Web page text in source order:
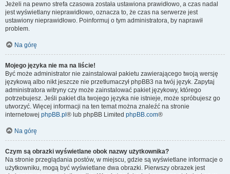
Jeżeli na pewno strefa czasowa została ustawiona prawidłowo, a czas nadal
jest wyświetlany nieprawidłowo, oznacza to, że czas na serwerze jest
ustawiony nieprawidłowo. Poinformuj o tym administratora, by naprawił
problem.
Na górę
Mojego języka nie ma na liście!
Być może administrator nie zainstalował pakietu zawierającego twoją wersję
językową albo nikt jeszcze nie przetłumaczył phpBB3 na twój język. Zapytaj
administratora witryny czy może zainstalować pakiet językowy, którego
potrzebujesz. Jeśli pakiet dla twojego języka nie istnieje, może spróbujesz go
utworzyć. Więcej informacji na ten temat można znaleźć na stronie
internetowej phpBB.pl ® lub phpBB Limited phpBB.com®
Na górę
Czym są obrazki wyświetlane obok nazwy użytkownika?
Na stronie przeglądania postów, w miejscu, gdzie są wyświetlane informacje o
użytkowniku, mogą być wyświetlane dwa obrazki. Pierwszy obrazek jest